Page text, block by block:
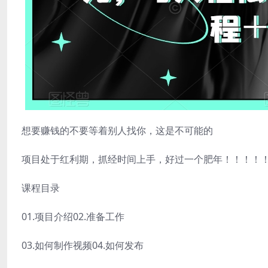
想要赚钱的不要等着别人找你，这是不可能的
项目处于红利期，抓经时间上手，好过一个肥年！！！！
课程目录
01.项目介绍02.准备工作
03.如何制作视频04.如何发布